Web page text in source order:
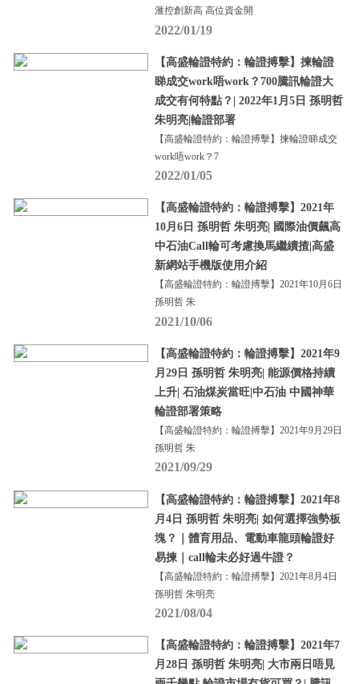
滙控創新高 高位資金開
2022/01/19
【高盛輪證特約：輪證搏擊】揀輪證
睇成交work唔work？700騰訊輪證大
成交有何特點？| 2022年1月5日 孫明哲
朱明亮|輪證部署
【高盛輪證特約：輪證搏擊】揀輪證睇成交
work唔work？7
2022/01/05
【高盛輪證特約：輪證搏擊】2021年
10月6日 孫明哲 朱明亮| 國際油價飆高
中石油Call輪可考慮換馬繼續揸|高盛
新網站手機版使用介紹
【高盛輪證特約：輪證搏擊】2021年10月6日
孫明哲 朱
2021/10/06
【高盛輪證特約：輪證搏擊】2021年9
月29日 孫明哲 朱明亮| 能源價格持續
上升| 石油煤炭當旺|中石油 中國神華
輪證部署策略
【高盛輪證特約：輪證搏擊】2021年9月29日
孫明哲 朱
2021/09/29
【高盛輪證特約：輪證搏擊】2021年8
月4日 孫明哲 朱明亮| 如何選擇強勢板
塊？｜體育用品、電動車龍頭輪證好
易揀｜call輪未必好過牛證？
【高盛輪證特約：輪證搏擊】2021年8月4日
孫明哲 朱明亮
2021/08/04
【高盛輪證特約：輪證搏擊】2021年7
月28日 孫明哲 朱明亮| 大市兩日唔見